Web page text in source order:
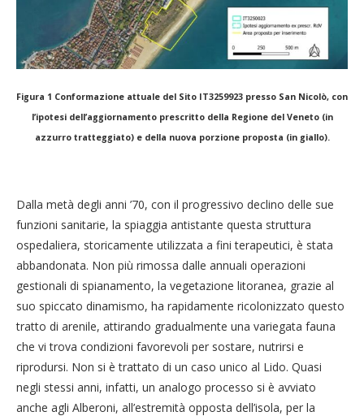
Figura 1 Conformazione attuale del Sito IT3259923 presso San Nicolò, con
l’ipotesi dell’aggiornamento prescritto della Regione del Veneto (in
azzurro tratteggiato) e della nuova porzione proposta (in giallo).
Dalla metà degli anni ’70, con il progressivo declino delle sue
funzioni sanitarie, la spiaggia antistante questa struttura
ospedaliera, storicamente utilizzata a fini terapeutici, è stata
abbandonata. Non più rimossa dalle annuali operazioni
gestionali di spianamento, la vegetazione litoranea, grazie al
suo spiccato dinamismo, ha rapidamente ricolonizzato questo
tratto di arenile, attirando gradualmente una variegata fauna
che vi trova condizioni favorevoli per sostare, nutrirsi e
riprodursi. Non si è trattato di un caso unico al Lido. Quasi
negli stessi anni, infatti, un analogo processo si è avviato
anche agli Alberoni, all’estremità opposta dell’isola, per la